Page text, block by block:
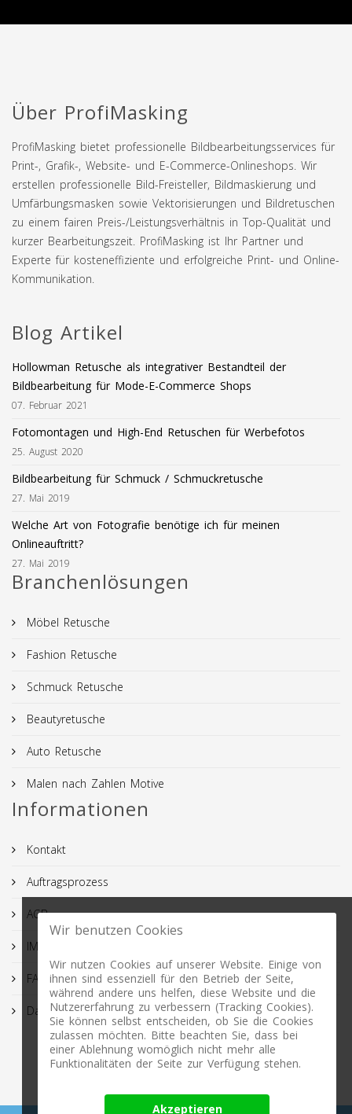
Über ProfiMasking
ProfiMasking bietet professionelle Bildbearbeitungsservices für
Print-, Grafik-, Website- und E-Commerce-Onlineshops. Wir
erstellen professionelle Bild-Freisteller, Bildmaskierung und
Umfärbungsmasken sowie Vektorisierungen und Bildretuschen
zu einem fairen Preis-/Leistungsverhältnis in Top-Qualität und
kurzer Bearbeitungszeit. ProfiMasking ist Ihr Partner und
Experte für kosteneffiziente und erfolgreiche Print- und Online-
Kommunikation.
Blog Artikel
Hollowman Retusche als integrativer Bestandteil der
Bildbearbeitung für Mode-E-Commerce Shops
07. Februar 2021
Fotomontagen und High-End Retuschen für Werbefotos
25. August 2020
Bildbearbeitung für Schmuck / Schmuckretusche
27. Mai 2019
Welche Art von Fotografie benötige ich für meinen
Onlineauftritt?
27. Mai 2019
Branchenlösungen
Möbel Retusche
Fashion Retusche
Schmuck Retusche
Beautyretusche
Auto Retusche
Malen nach Zahlen Motive
Informationen
Kontakt
Auftragsprozess
AGB
IMPRESSUM
FAQ
Datenschutz
Wir benutzen Cookies
Wir nutzen Cookies auf unserer Website. Einige von
ihnen sind essenziell für den Betrieb der Seite,
während andere uns helfen, diese Website und die
Nutzererfahrung zu verbessern (Tracking Cookies).
Sie können selbst entscheiden, ob Sie die Cookies
zulassen möchten. Bitte beachten Sie, dass bei
einer Ablehnung womöglich nicht mehr alle
Funktionalitäten der Seite zur Verfügung stehen.
Akzeptieren